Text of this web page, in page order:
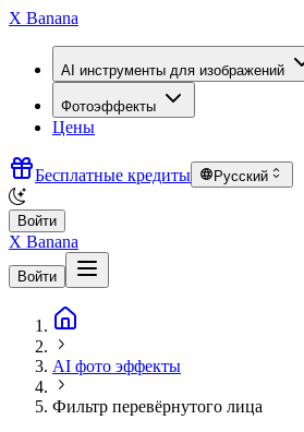
X Banana
AI инструменты для изображений
Фотоэффекты
Цены
Бесплатные кредиты Русский
Войти
X Banana
Войти
AI фото эффекты
Фильтр перевёрнутого лица